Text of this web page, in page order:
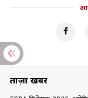
ताज़ा खबरें